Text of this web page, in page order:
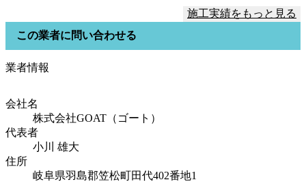
施工実績をもっと見る
この業者に問い合わせる
業者情報
会社名
株式会社GOAT（ゴート）
代表者
小川 雄大
住所
岐阜県羽島郡笠松町田代402番地1